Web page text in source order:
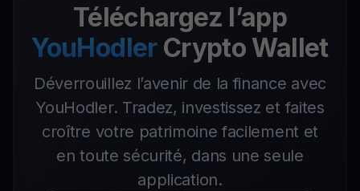
Téléchargez l’app
YouHodler Crypto Wallet
Déverrouillez l’avenir de la finance avec
YouHodler. Tradez, investissez et faites
croître votre patrimoine facilement et
en toute sécurité, dans une seule
application.